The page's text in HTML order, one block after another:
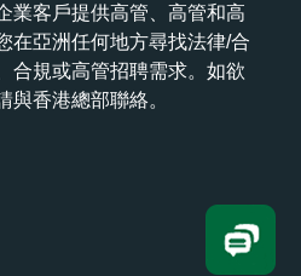
業客戶提供高管、高管和高
在亞洲任何地方尋找法律/合
合規或高管招聘需求。如欲
與香港總部聯絡。